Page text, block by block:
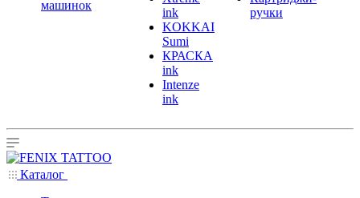
машинок
ink
KOKKAI
Sumi
КРАСКА
ink
Intenze
ink
ручки
Каталог